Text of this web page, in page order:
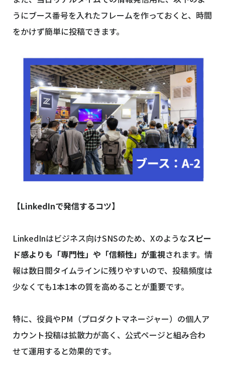
うにブース番号を入れたフレームを作っておくと、時間
をかけず簡単に投稿できます。
【LinkedInで発信するコツ】
LinkedInはビジネス向けSNSのため、Xのようなスピー
ド感よりも「専門性」や「信頼性」が重視されます。情
報は数日間タイムラインに残りやすいので、投稿頻度は
少なくても1本1本の質を高めることが重要です。
特に、役員やPM（プロダクトマネージャー）の個人ア
カウント投稿は拡散力が高く、公式ページと組み合わ
せて運用すると効果的です。